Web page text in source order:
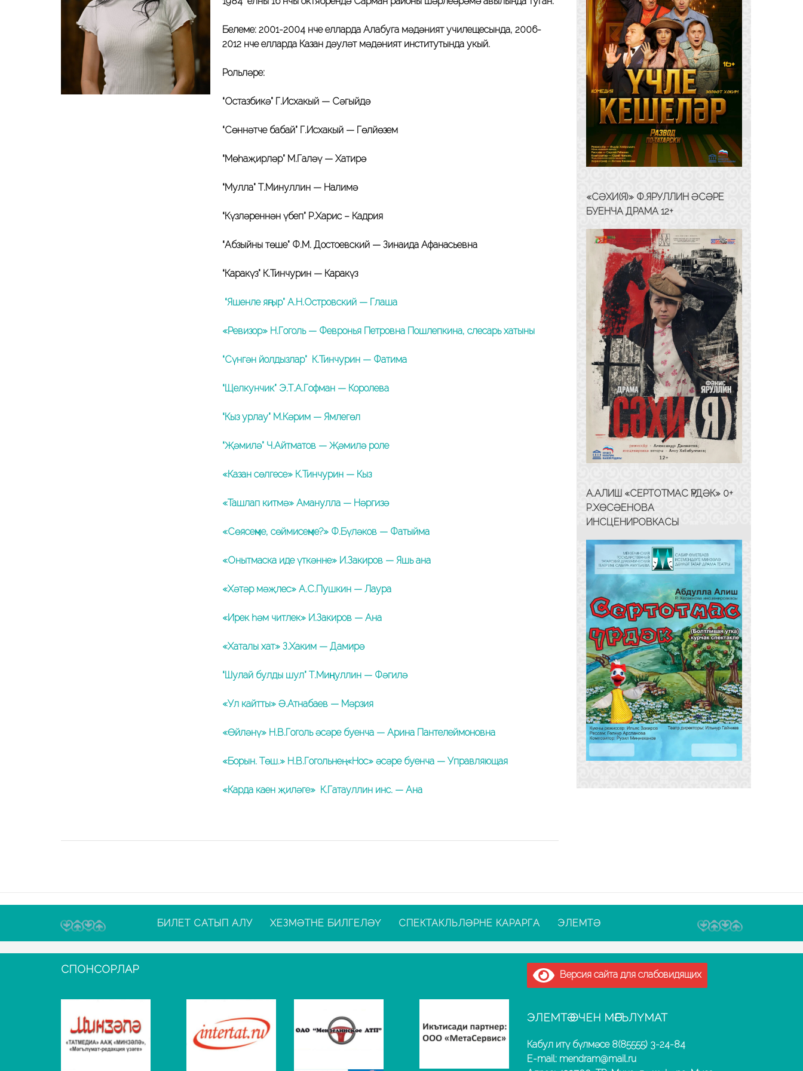
Белеме: 2001-2004 нче елларда Алабуга мәдәният училещесында, 2006-
2012 нче елларда Казан дәуләт мәдәният институтында укый.
Рольләре:
“Остазбикә” Г.Исхакый — Сәгыйдә
“Сөннәтче бабай” Г.Исхакый — Гөлйөзем
“Мөһаҗирләр” М.Галәү — Хатирә
“Мулла” Т.Миңнуллин — Налимә
“Күзләреннән үбеп” Р.Харис – Кадрия
“Абзыйның төше” Ф.М. Достоевский — Зинаида Афанасьевна
“Каракүз” К.Тинчурин — Каракүз
“Яшенле яңгыр” А.Н.Островский — Глаша
«Ревизор» Н.Гоголь — Февронья Петровна Пошлепкина, слесарь хатыны
“Сүнгән йолдызлар” К.Тинчурин — Фатима
“Щелкунчик” Э.Т.А.Гофман — Королева
“Кыз урлау” М.Кәрим — Ямлегөл
“Җәмилә” Ч.Айтматов — Җәмилә роле
«Казан сөлгесе» К.Тинчурин — Кыз
«Ташлап китмә» Аманулла — Нәргизә
«Сөясеңме, сөймисеңме?» Ф.Бүләков — Фатыйма
«Онытмаска иде үткәнне» И.Закиров — Яшь ана
«Хәтәр мәҗлес» А.С.Пушкин — Лаура
«Ирек һәм читлек» И.Закиров — Ана
«Хаталы хат» З.Хаким — Дамирә
“Шулай булды шул” Т.Миңнуллин — Фәгилә
«Ул кайтты» Ә.Атнабаев — Мәрзия
«Өйләнү» Н.В.Гоголь әсәре буенча — Арина Пантелеймоновна
«Борын. Төш.» Н.В.Гогольнең «Нос» әсәре буенча — Управляющая
«Карда каен җиләге» К.Гатауллин инс. — Ана
«СӘХИ(Я)» Ф.ЯРУЛЛИН ӘСӘРЕ
БУЕНЧА ДРАМА 12+
А.АЛИШ «СЕРТОТМАС ҮРДӘК» 0+
Р.ХӨСӘЕНОВА
ИНСЦЕНИРОВКАСЫ
БИЛЕТ САТЫП АЛУ ХЕЗМӘТНЕ БИЛГЕЛӘҮ СПЕКТАКЛЬЛӘРНЕ КАРАРГА ЭЛЕМТӘ
СПОНСОРЛАР Версия сайта для слабовидящих
ЭЛЕМТӘ ӨЧЕН МӘГЪЛҮМАТ
Кабул итү бүлмәсе 8(85555) 3-24-84
E-mail: mendram@mail.ru